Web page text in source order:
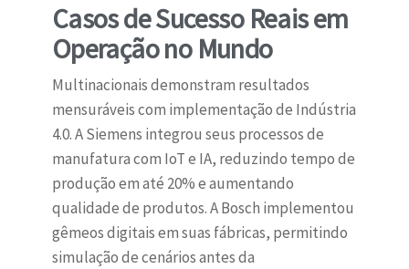
Casos de Sucesso Reais em
Operação no Mundo
Multinacionais demonstram resultados
mensuráveis com implementação de Indústria
4.0. A Siemens integrou seus processos de
manufatura com IoT e IA, reduzindo tempo de
produção em até 20% e aumentando
qualidade de produtos. A Bosch implementou
gêmeos digitais em suas fábricas, permitindo
simulação de cenários antes da